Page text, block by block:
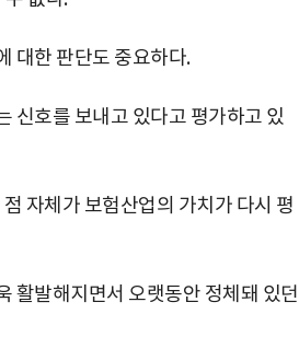
대한 판단도 중요하다.
신호를 보내고 있다고 평가하고 있
자체가 보험산업의 가치가 다시 평
활발해지면서 오랫동안 정체돼 있던